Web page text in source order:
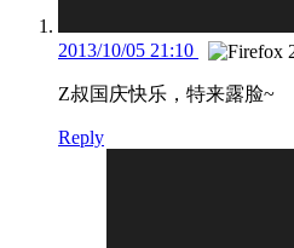
2013/10/05 21:10
Z叔国庆快乐，特来露脸~
Reply